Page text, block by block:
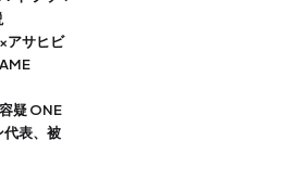
代表、被